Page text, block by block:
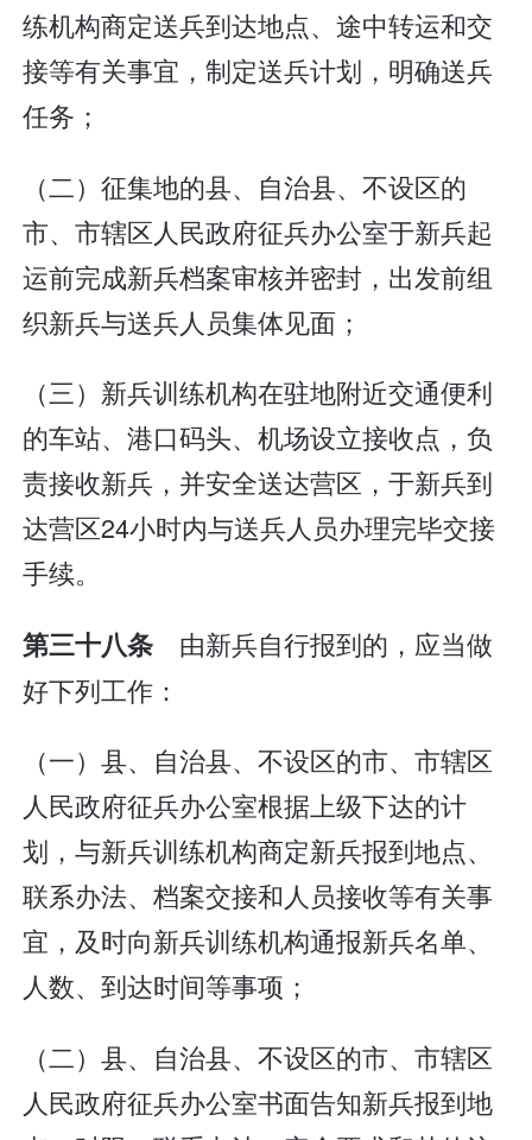
练机构商定送兵到达地点、途中转运和交
接等有关事宜，制定送兵计划，明确送兵
任务；
（二）征集地的县、自治县、不设区的
市、市辖区人民政府征兵办公室于新兵起
运前完成新兵档案审核并密封，出发前组
织新兵与送兵人员集体见面；
（三）新兵训练机构在驻地附近交通便利
的车站、港口码头、机场设立接收点，负
责接收新兵，并安全送达营区，于新兵到
达营区24小时内与送兵人员办理完毕交接
手续。
第三十八条 由新兵自行报到的，应当做
好下列工作：
（一）县、自治县、不设区的市、市辖区
人民政府征兵办公室根据上级下达的计
划，与新兵训练机构商定新兵报到地点、
联系办法、档案交接和人员接收等有关事
宜，及时向新兵训练机构通报新兵名单、
人数、到达时间等事项；
（二）县、自治县、不设区的市、市辖区
人民政府征兵办公室书面告知新兵报到地